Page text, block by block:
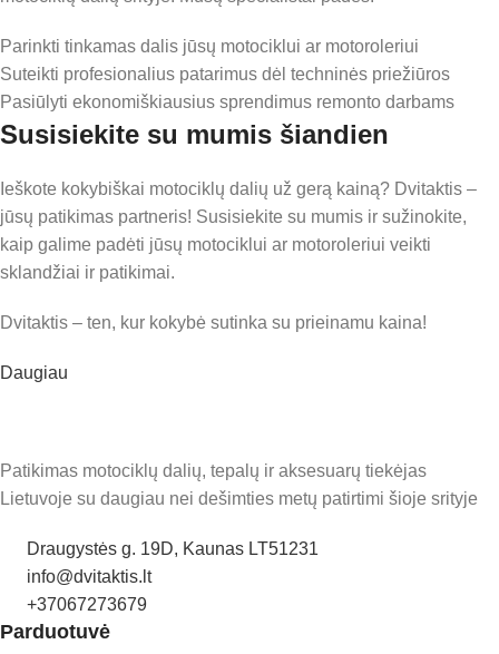
Parinkti tinkamas dalis jūsų motociklui ar motoroleriui
Suteikti profesionalius patarimus dėl techninės priežiūros
Pasiūlyti ekonomiškiausius sprendimus remonto darbams
Susisiekite su mumis šiandien
Ieškote kokybiškai motociklų dalių už gerą kainą? Dvitaktis –
jūsų patikimas partneris! Susisiekite su mumis ir sužinokite,
kaip galime padėti jūsų motociklui ar motoroleriui veikti
sklandžiai ir patikimai.
Dvitaktis – ten, kur kokybė sutinka su prieinamu kaina!
Daugiau
Patikimas motociklų dalių, tepalų ir aksesuarų tiekėjas
Lietuvoje su daugiau nei dešimties metų patirtimi šioje srityje
Draugystės g. 19D, Kaunas LT51231
info@dvitaktis.lt
+37067273679
Parduotuvė